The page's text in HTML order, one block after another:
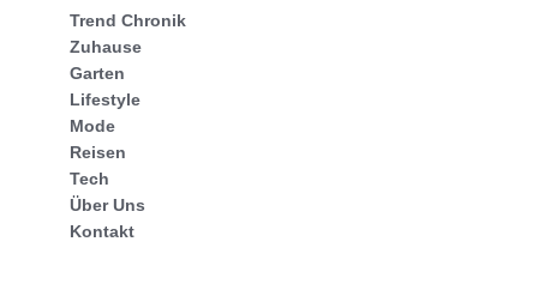
Trend Chronik
Zuhause
Garten
Lifestyle
Mode
Reisen
Tech
Über Uns
Kontakt